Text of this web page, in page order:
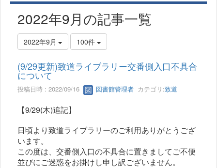
2022年9月の記事一覧
2022年9月 100件
(9/29更新)致道ライブラリー交番側入口不具合
について
投稿日時 : 2022/09/16 図書館管理者 カテゴリ:致道
【9/29(木)追記】
日頃より致道ライブラリーのご利用ありがとうござ
います。
この度は、交番側入口の不具合に置きましてご不便
並びにご迷惑をお掛けし申し訳ございません。